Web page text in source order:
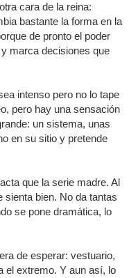
cara de la reina:
bastante la forma en la
de pronto el poder
marca decisiones que
intenso pero no lo tape
pero hay una sensación
un sistema, unas
en su sitio y pretende
que la serie madre. Al
bien. No da tantas
se pone dramática, lo
de esperar: vestuario,
el extremo. Y aun así, lo